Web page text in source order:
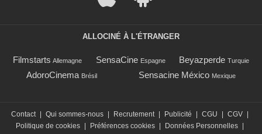
ALLOCINÉ À L'ÉTRANGER
Filmstarts Allemagne SensaCine Espagne Beyazperde Turquie
AdoroCinema Brésil Sensacine México Mexique
Contact | Qui sommes-nous | Recrutement | Publicité | CGU | CGV |
Politique de cookies | Préférences cookies | Données Personnelles |